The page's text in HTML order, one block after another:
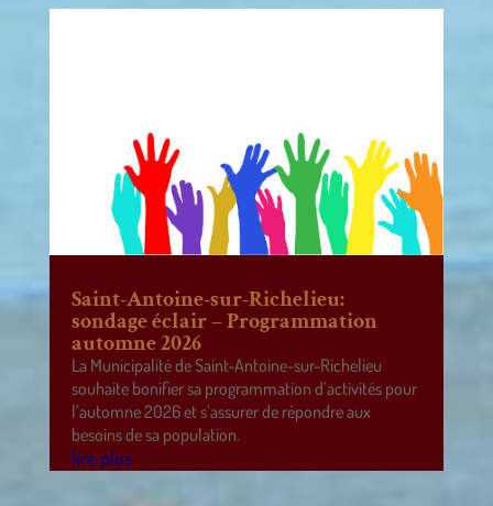
Saint-Antoine-sur-Richelieu:
sondage éclair – Programmation
automne 2026
La Municipalité de Saint-Antoine-sur-Richelieu
souhaite bonifier sa programmation d’activités pour
l’automne 2026 et s’assurer de répondre aux
besoins de sa population.
lire plus